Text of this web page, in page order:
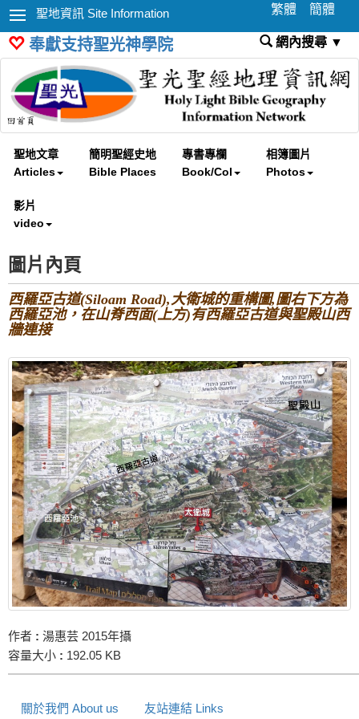
聖地資訊 Site Information 繁體 簡體
奉獻支持聖光神學院 網內搜尋 ▼
聖地文章
Articles
簡明聖經史地
Bible Places
專書專欄
Book/Col
相簿圖片
Photos
影片
video
圖片內頁
西羅亞古道(Siloam Road),大衛城的重構圖,圖右下方為
西羅亞池，在山脊西面(上方)有西羅亞古道與聖殿山西
牆連接
作者 : 湯惠芸 2015年攝
容量大小 : 192.05 KB
關於我們 About us 友站連結 Links